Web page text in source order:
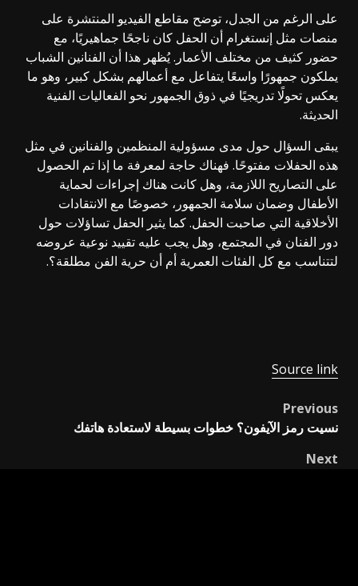
على الرغم من الجدل، توضح مقاطع الفيديو المنتشرة على
منصات مثل إنستغرام أن الحفل كان ناجحًا جماهيريًا، مع
حضور كثيف من مختلف الأعمار. يُظهر هذا أن الفنانين الشباب
يملكون جمهورًا واسعًا يتفاعل مع أعمالهم بشكل كبير، وهو ما
يعكس تحولًا تدريجيًا في ذوق الجمهور نحو الفعاليات الفنية
الحديثة.
يبقى السؤال حول مدى مسؤولية المنظمين والفنانين في مثل
هذه الحفلات مفتوحًا. فهناك حاجة لمعرفة ما إذا تم الحصول
على التصاريح اللازمة، وهل كانت هناك إجراءات لحماية
الأطفال وضمان سلامة الجمهور، خصوصًا مع الانتقادات
الأخلاقية التي صاحبت الحفل. كما يثير الحفل تساؤلات حول
دور الفنان في المجتمع، وهل يجب عليه تقييد نوعية عروضه
لتتناسب مع كل الفئات العمرية أم أن حرية الفن مطلقة؟.
Source link
Post
navigation
Previous
نسيت رمز الآيفون؟ خطوات بسيطة لاستعادة هاتفك
Next